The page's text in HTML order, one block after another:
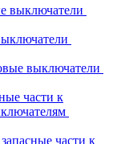
выключатели
выключатели
части к
части к